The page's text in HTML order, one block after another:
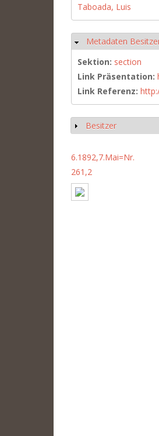
Taboada, Luis
Hide
Metadaten
Sektion: section
Link Präsentation:
Link Referenz:
Show
Besitzer
6.1892,7.Mai=Nr.
261,2